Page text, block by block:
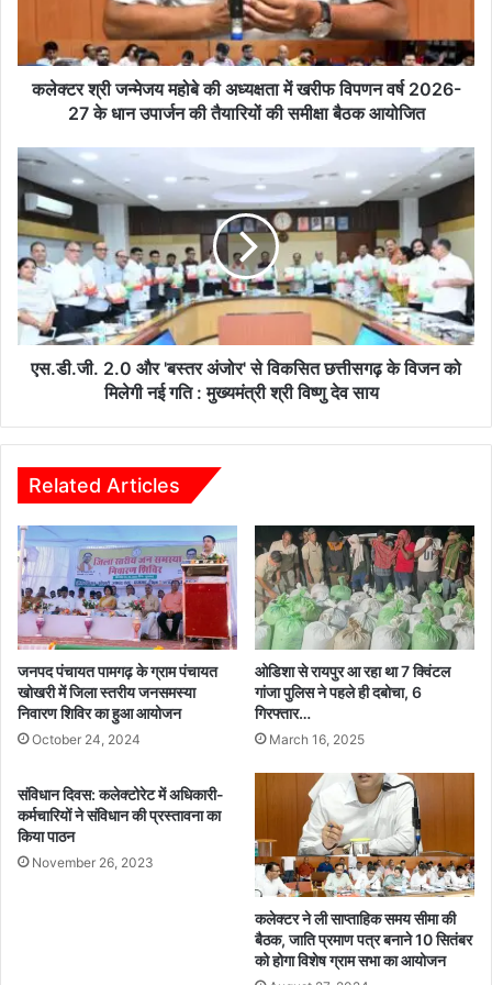
य
की
अ
ध्य
क्ष
ता
में
ख
री
फ
न
2
0
2
6
-
2
7
के
धा
न
उ
न
की
या
कलेक्टर श्री जन्मेजय महोबे की अध्यक्षता में खरीफ विपणन वर्ष 2026-
27 के धान उपार्जन की तैयारियों की समीक्षा बैठक आयोजित
ए
स
डी
.
जी
2
.
स्त
र
अं
जो
र
'
से
वि
क
सि
त
छ
स
ग
ढ़
के
एस.डी.जी. 2.0 और 'बस्तर अंजोर' से विकसित छत्तीसगढ़ के विजन को
मिलेगी नई गति : मुख्यमंत्री श्री विष्णु देव साय
Related Articles
जनपद पंचायत पामगढ़ के ग्राम पंचायत
खोखरी में जिला स्तरीय जनसमस्या
निवारण शिविर का हुआ आयोजन
October 24, 2024
ओडिशा से रायपुर आ रहा था 7 क्विंटल
गांजा पुलिस ने पहले ही दबोचा, 6
गिरफ्तार…
March 16, 2025
संविधान दिवस: कलेक्टोरेट में अधिकारी-
कर्मचारियों ने संविधान की प्रस्तावना का
किया पाठन
November 26, 2023
कलेक्टर ने ली साप्ताहिक समय सीमा की
बैठक, जाति प्रमाण पत्र बनाने 10 सितंबर
को होगा विशेष ग्राम सभा का आयोजन